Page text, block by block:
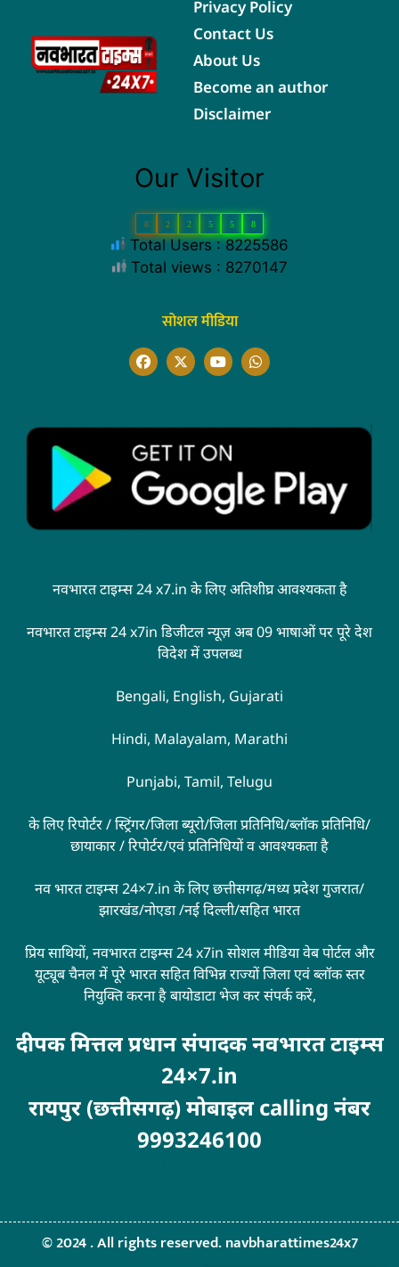
Privacy Policy
Contact Us
About Us
Become an author
Disclaimer
Our Visitor
8 2 2 5 5 8
Total Users : 8225586
Total views : 8270147
सोशल मीडिया
नवभारत टाइम्स 24 x7.in के लिए अतिशीघ्र आवश्यकता है
नवभारत टाइम्स 24 x7in डिजीटल न्यूज़ अब 09 भाषाओं पर पूरे देश
विदेश में उपलब्ध
Bengali, English, Gujarati
Hindi, Malayalam, Marathi
Punjabi, Tamil, Telugu
के लिए रिपोर्टर / स्ट्रिंगर/जिला ब्यूरो/जिला प्रतिनिधि/ब्लॉक प्रतिनिधि/
छायाकार / रिपोर्टर/एवं प्रतिनिधियों व आवश्यकता है
नव भारत टाइम्स 24×7.in के लिए छत्तीसगढ़/मध्य प्रदेश गुजरात/
झारखंड/नोएडा /नई दिल्ली/सहित भारत
प्रिय साथियों, नवभारत टाइम्स 24 x7in सोशल मीडिया वेब पोर्टल और
यूट्यूब चैनल में पूरे भारत सहित विभिन्न राज्यों जिला एवं ब्लॉक स्तर
नियुक्ति करना है बायोडाटा भेज कर संपर्क करें,
दीपक मित्तल प्रधान संपादक नवभारत टाइम्स
24×7.in
रायपुर (छत्तीसगढ़) मोबाइल calling नंबर
9993246100
© 2024 . All rights reserved. navbharattimes24x7